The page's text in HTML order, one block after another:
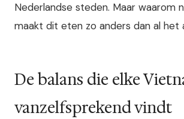
Nederlandse steden. Maar waarom
maakt dit eten zo anders dan al het
De balans die elke
vanzelfsprekend vindt